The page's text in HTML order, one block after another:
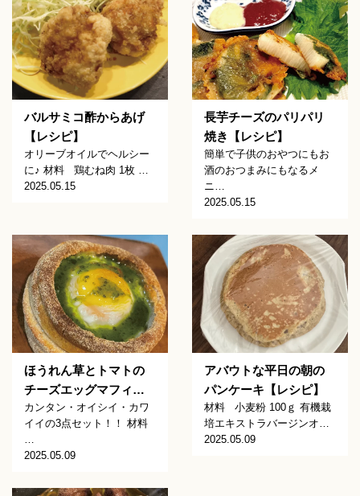
バルサミコ酢からあげ
【レシピ】
オリーブオイルでヘルシー
に♪ 材料 鶏むね肉 1枚 …
2025.05.15
長芋チーズのパリパリ
焼き【レシピ】
簡単で子供のおやつにもお
酒のおつまみにもなるメ
ニ…
2025.05.15
ほうれん草とトマトの
チーズエッグマフィ…
カンタン・オイシイ・カワ
イイの3点セット！！ 材料
2025.05.09
アバウトな平日の朝の
パンケーキ【レシピ】
材料 小麦粉 100ｇ 有機栽
培エキストラバージンオ…
2025.05.09